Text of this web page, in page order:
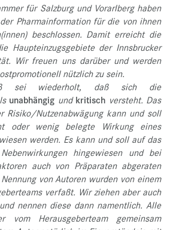
für Salzburg und Vorarlberg haben
Pharmainformation für die von ihnen
beschlossen. Damit erreicht die
Haupteinzugsgebiete der Innsbrucker
Wir freuen uns darüber und werden
nützlich zu sein.
sei wiederholt, daß sich die
unabhängig undkritisch versteht. Das
Risiko/Nutzenabwägung kann und soll
oder wenig belegte Wirkung eines
werden. Es kann und soll auf das
hingewiesen und bei
auch von Präparaten abgeraten
von Autoren wurden von einem
verfaßt. Wir ziehen aber auch
nennen diese dann namentlich. Alle
vom Herausgeberteam gemeinsam